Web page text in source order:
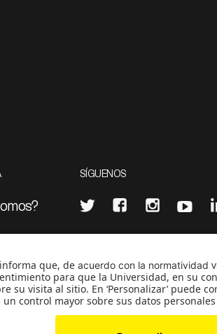
SÍGUENOS
CONTÁCTANOS
BOGOTÁ, COLOMBIA